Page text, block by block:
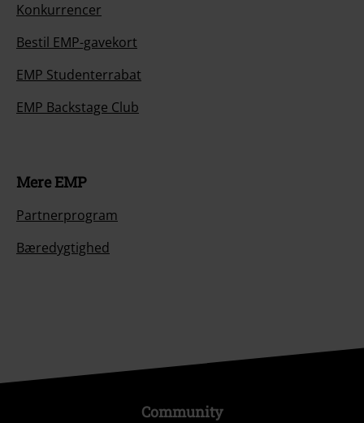
Konkurrencer
Bestil EMP-gavekort
EMP Studenterrabat
EMP Backstage Club
Mere EMP
Partnerprogram
Bæredygtighed
Community